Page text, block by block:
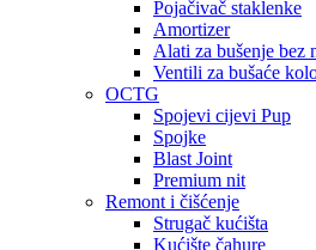
Pojačivač staklenke
Amortizer
Alati za bušenje bez
Ventili za bušaće
OCTG
Spojevi cijevi Pup
Spojke
Blast Joint
Premium nit
Remont i čišćenje
Strugač kućišta
Kućište čahure